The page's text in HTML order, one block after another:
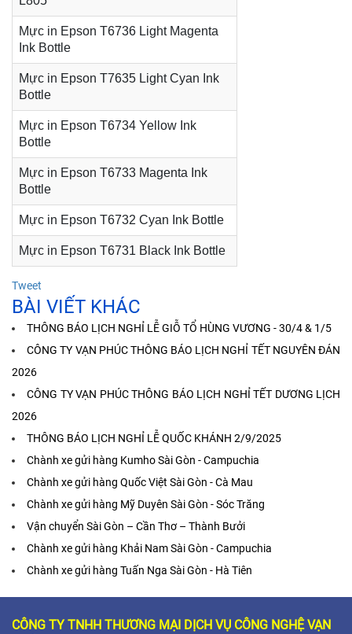
Mực in Epson T6736 Light Magenta
Ink Bottle
Mực in Epson T7635 Light Cyan Ink
Bottle
Mực in Epson T6734 Yellow Ink
Bottle
Mực in Epson T6733 Magenta Ink
Bottle
Mực in Epson T6732 Cyan Ink Bottle
Mực in Epson T6731 Black Ink Bottle
Tweet
BÀI VIẾT KHÁC
THÔNG BÁO LỊCH NGHỈ LỄ GIỖ TỔ HÙNG VƯƠNG - 30/4 & 1/5
CÔNG TY VẠN PHÚC THÔNG BÁO LỊCH NGHỈ TẾT NGUYÊN ĐÁN
2026
CÔNG TY VẠN PHÚC THÔNG BÁO LỊCH NGHỈ TẾT DƯƠNG LỊCH
2026
THÔNG BÁO LỊCH NGHỈ LỄ QUỐC KHÁNH 2/9/2025
Chành xe gửi hàng Kumho Sài Gòn - Campuchia
Chành xe gửi hàng Quốc Việt Sài Gòn - Cà Mau
Chành xe gửi hàng Mỹ Duyên Sài Gòn - Sóc Trăng
Vận chuyển Sài Gòn – Cần Thơ – Thành Bưởi
Chành xe gửi hàng Khải Nam Sài Gòn - Campuchia
Chành xe gửi hàng Tuấn Nga Sài Gòn - Hà Tiên
CÔNG TY TNHH THƯƠNG MẠI DỊCH VỤ CÔNG NGHỆ VẠN